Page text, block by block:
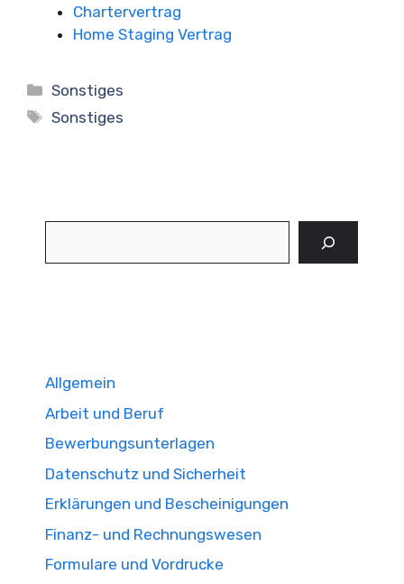
Chartervertrag
Home Staging Vertrag
Kategorien
Sonstiges
Schlagwörter
Sonstiges
Allgemein
Arbeit und Beruf
Bewerbungsunterlagen
Datenschutz und Sicherheit
Erklärungen und Bescheinigungen
Finanz- und Rechnungswesen
Formulare und Vordrucke